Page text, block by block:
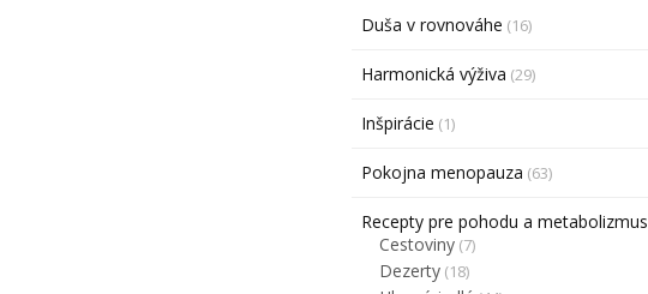
Duša v rovnováhe (16)
Harmonická výživa (29)
Inšpirácie (1)
Pokojna menopauza (63)
Recepty pre pohodu a metabolizmus
Cestoviny (7)
Dezerty (18)